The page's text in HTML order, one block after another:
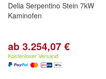
Delia Serpentino Stein 7kW
Kaminofen
ab 3.254,07 €
Kostenloser Versand